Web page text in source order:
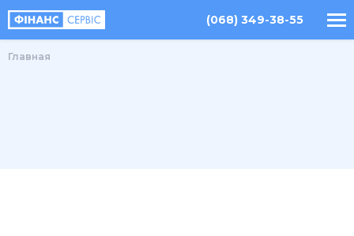
(068) 349-38-55
Главная